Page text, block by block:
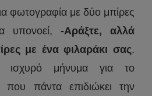
φωτογραφία με δύο μπίρες
υπονοεί, -Αράξτε, αλλά
με ένα φιλαράκι σας.
ισχυρό μήνυμα για το
που πάντα επιδιώκει την